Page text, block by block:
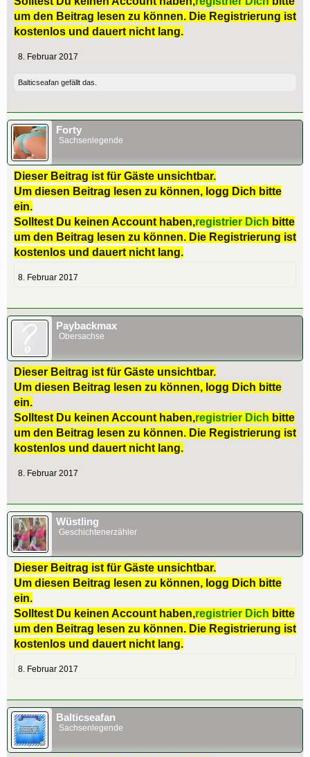
um den Beitrag lesen zu können. Die Registrierung ist
kostenlos und dauert nicht lang.
8. Februar 2017
Balticseafan gefällt das.
Forty
Sachsenlegende
Dieser Beitrag ist für Gäste unsichtbar.
Um diesen Beitrag lesen zu können, logg Dich bitte
ein.
Solltest Du keinen Account haben,registrier Dich bitte
um den Beitrag lesen zu können. Die Registrierung ist
kostenlos und dauert nicht lang.
8. Februar 2017
Paybackmax
Obersachse
Dieser Beitrag ist für Gäste unsichtbar.
Um diesen Beitrag lesen zu können, logg Dich bitte
ein.
Solltest Du keinen Account haben,registrier Dich bitte
um den Beitrag lesen zu können. Die Registrierung ist
kostenlos und dauert nicht lang.
8. Februar 2017
Wüstling
Geschichtenerzähler
Dieser Beitrag ist für Gäste unsichtbar.
Um diesen Beitrag lesen zu können, logg Dich bitte
ein.
Solltest Du keinen Account haben,registrier Dich bitte
um den Beitrag lesen zu können. Die Registrierung ist
kostenlos und dauert nicht lang.
8. Februar 2017
Balticseafan
Sachsenlegende